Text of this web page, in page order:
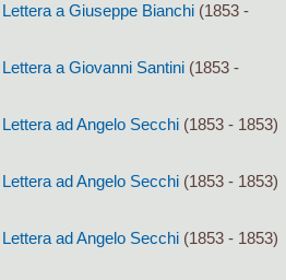
Lettera a Giuseppe Bianchi (1853 -
Lettera a Giovanni Santini (1853 -
Lettera ad Angelo Secchi (1853 - 1853)
Lettera ad Angelo Secchi (1853 - 1853)
Lettera ad Angelo Secchi (1853 - 1853)